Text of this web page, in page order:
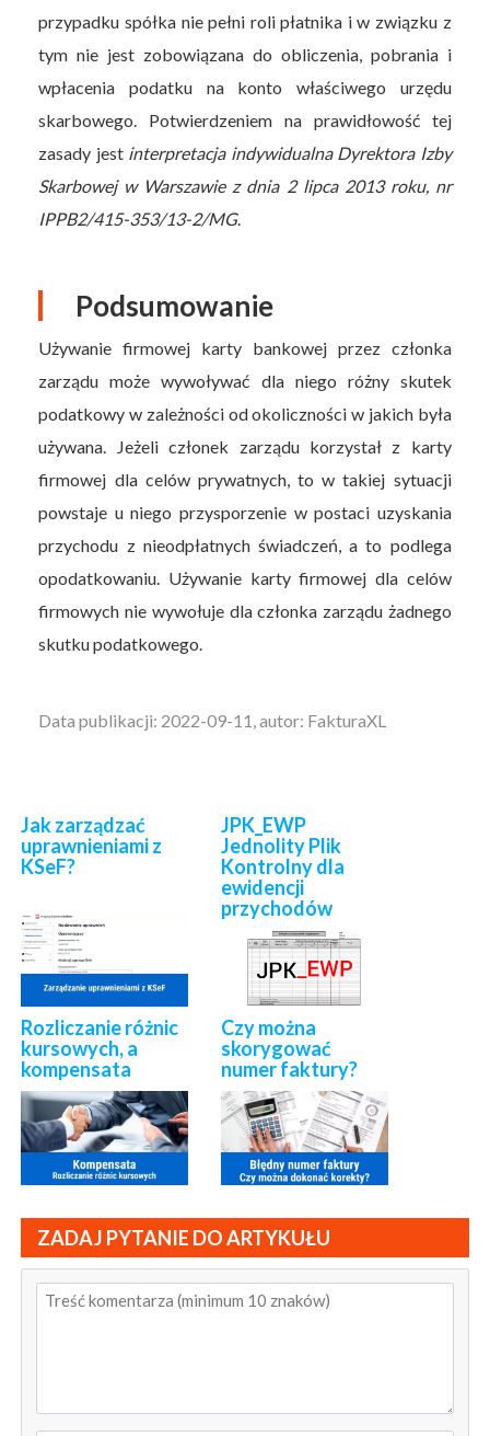
przypadku spółka nie pełni roli płatnika i w związku z
tym nie jest zobowiązana do obliczenia, pobrania i
wpłacenia podatku na konto właściwego urzędu
skarbowego. Potwierdzeniem na prawidłowość tej
zasady jest interpretacja indywidualna Dyrektora Izby
Skarbowej w Warszawie z dnia 2 lipca 2013 roku, nr
IPPB2/415-353/13-2/MG.
Podsumowanie
Używanie firmowej karty bankowej przez członka
zarządu może wywoływać dla niego różny skutek
podatkowy w zależności od okoliczności w jakich była
używana. Jeżeli członek zarządu korzystał z karty
firmowej dla celów prywatnych, to w takiej sytuacji
powstaje u niego przysporzenie w postaci uzyskania
przychodu z nieodpłatnych świadczeń, a to podlega
opodatkowaniu. Używanie karty firmowej dla celów
firmowych nie wywołuje dla członka zarządu żadnego
skutku podatkowego.
Data publikacji: 2022-09-11, autor: FakturaXL
Jak zarządzać
uprawnieniami z
KSeF?
JPK_EWP
Jednolity Plik
Kontrolny dla
ewidencji
przychodów
Rozliczanie różnic
kursowych, a
kompensata
Czy można
skorygować
numer faktury?
ZADAJ PYTANIE DO ARTYKUŁU